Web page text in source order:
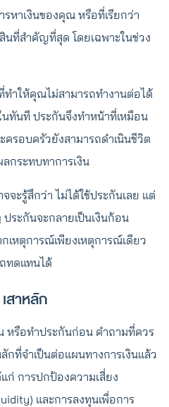
หาเงินของคุณ หรือที่เรียกว่า
นที่สำคัญที่สุด โดยเฉพาะในช่วง
ำให้คุณไม่สามารถทำงานต่อได้
นทันที ประกันจึงทำหน้าที่เหมือน
ครอบครัวยังสามารถดำเนินชีวิต
กระทบทาการเงิน
ะรู้สึกว่า ไม่ได้ใช้ประกันเลย แต่
ระกันจะกลายเป็นเงินก้อน
เหตุการณ์เพียงเหตุการณ์เดียว
ทดแทนได้
สาหลัก
หรือทำประกันก่อน คำถามที่ควร
ที่จำเป็นต่อแผนทางการเงินแล้ว
ก่ การปกป้องความเสี่ยง
และการลงทุนเพื่อการ